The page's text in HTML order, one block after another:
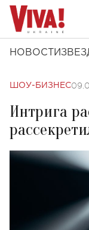
НОВОСТИ
ШОУ-БИЗНЕС
Интрига